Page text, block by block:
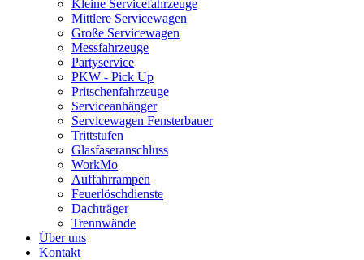
Kleine Servicefahrzeuge
Mittlere Servicewagen
Große Servicewagen
Messfahrzeuge
Partyservice
PKW - Pick Up
Pritschenfahrzeuge
Serviceanhänger
Servicewagen Fensterbauer
Trittstufen
Glasfaseranschluss
WorkMo
Auffahrrampen
Feuerlöschdienste
Dachträger
Trennwände
Über uns
Kontakt